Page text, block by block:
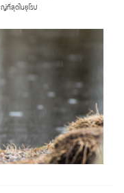
ญ่ที่สุดในยุโรป